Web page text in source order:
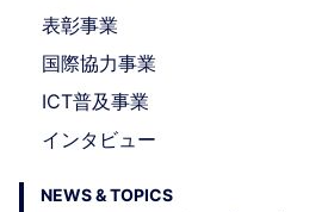
表彰事業
国際協力事業
ICT普及事業
インタビュー
NEWS & TOPICS